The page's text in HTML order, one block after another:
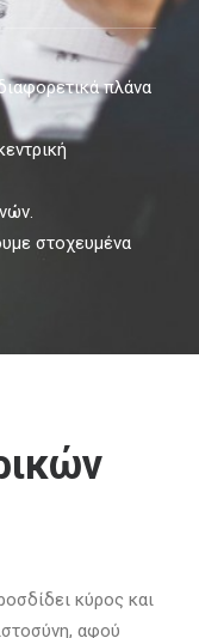
πλάνα
στοχευμένα
κύρος και
αφού